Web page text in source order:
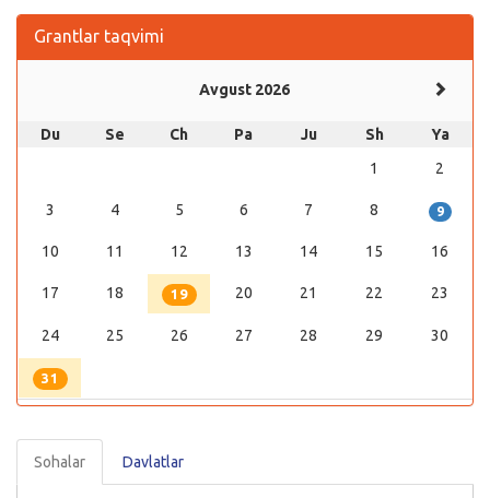
Grantlar taqvimi
Avgust 2026
Du Se Ch Pa Ju Sh
Ya
1
2
3 4 5 6 7 8 9
10 11 12 13 14 15 16
17 18 19 20 21 22 23
24 25 26 27 28 29 30
31
Sohalar Davlatlar